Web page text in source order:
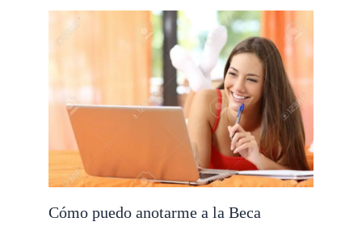
Cómo puedo anotarme a la Beca